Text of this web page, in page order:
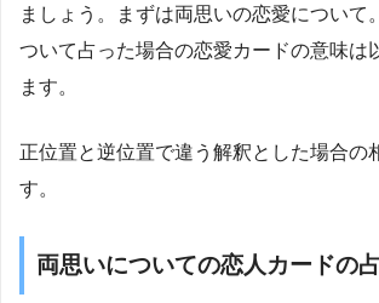
ましょう。まずは両思いの恋愛について
ついて占った場合の恋愛カードの意味は
ます。
正位置と逆位置で違う解釈とした場合の
す。
両思いについての恋人カードの